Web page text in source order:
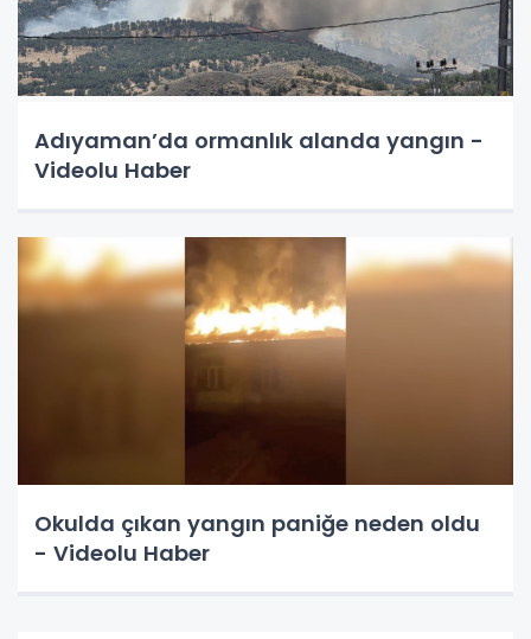
Adıyaman’da ormanlık alanda yangın -
Videolu Haber
Okulda çıkan yangın paniğe neden oldu
- Videolu Haber